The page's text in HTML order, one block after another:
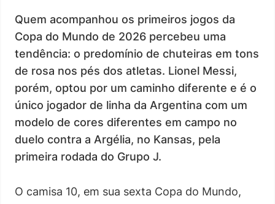
Quem acompanhou os primeiros jogos da
Copa do Mundo de 2026 percebeu uma
tendência: o predomínio de chuteiras em tons
de rosa nos pés dos atletas. Lionel Messi,
porém, optou por um caminho diferente e é o
único jogador de linha da Argentina com um
modelo de cores diferentes em campo no
duelo contra a Argélia, no Kansas, pela
primeira rodada do Grupo J.
O camisa 10, em sua sexta Copa do Mundo,